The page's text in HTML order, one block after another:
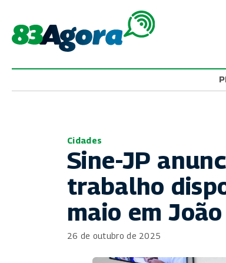
Cidades
Sine-JP
trabalho
maio em
26 de outubro de 2025